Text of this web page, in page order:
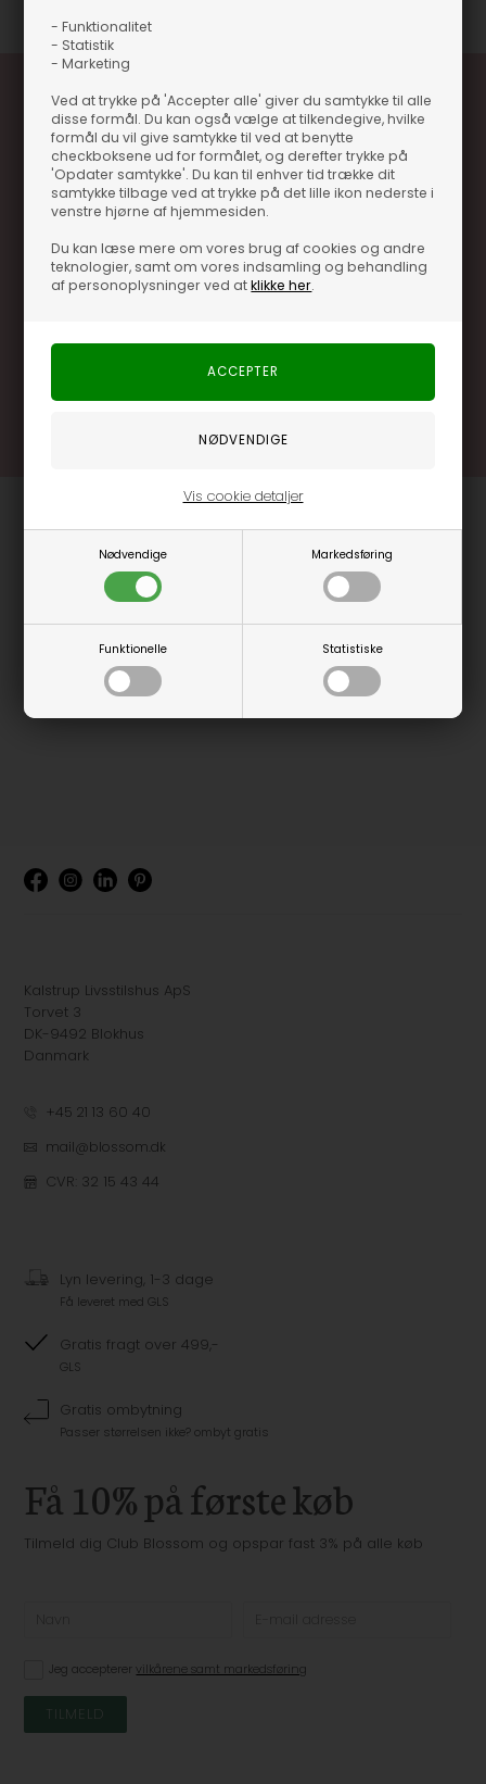
- Funktionalitet
- Statistik
- Marketing
Ved at trykke på 'Accepter alle' giver du samtykke til alle
disse formål. Du kan også vælge at tilkendegive, hvilke
formål du vil give samtykke til ved at benytte
checkboksene ud for formålet, og derefter trykke på
'Opdater samtykke'. Du kan til enhver tid trække dit
samtykke tilbage ved at trykke på det lille ikon nederste i
venstre hjørne af hjemmesiden.
Du kan læse mere om vores brug af cookies og andre
teknologier, samt om vores indsamling og behandling
af personoplysninger ved atklikke her.
Nødvendige Markedsføring
Funktionelle Statistiske
Vis cookie detaljer
Særlige, eksklusive tilbud kun til klubkunder
Brug dine point allerede på næste køb
Læs mere og bliv medlem
Kalstrup Livsstilshus ApS
Torvet 3
DK-9492 Blokhus
Danmark
+45 21 13 60 40
mail@blossom.dk
CVR: 32 15 43 44
Lyn levering, 1-3 dage
Få leveret med GLS
Gratis fragt over 499,-
GLS
Gratis ombytning
Passer størrelsen ikke? ombyt gratis
Få 10% på første køb
Tilmeld dig Club Blossom og opspar fast 3% på alle køb
Jeg accepterervilkårene samt markedsføring